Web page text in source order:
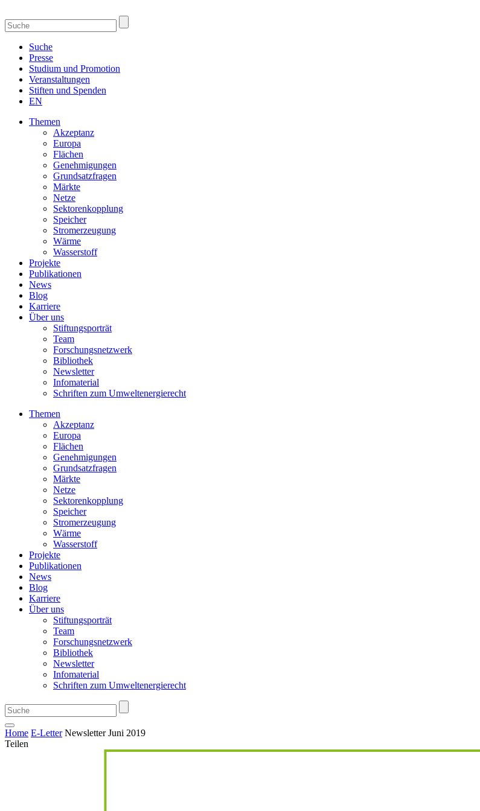
Suche
Presse
Studium und Promotion
Veranstaltungen
Stiften und Spenden
EN
Themen
Akzeptanz
Europa
Flächen
Genehmigungen
Grundsatzfragen
Märkte
Netze
Sektorenkopplung
Speicher
Stromerzeugung
Wärme
Wasserstoff
Projekte
Publikationen
News
Blog
Karriere
Über uns
Stiftungsporträt
Team
Forschungsnetzwerk
Bibliothek
Newsletter
Infomaterial
Schriften zum Umweltenergierecht
Themen
Akzeptanz
Europa
Flächen
Genehmigungen
Grundsatzfragen
Märkte
Netze
Sektorenkopplung
Speicher
Stromerzeugung
Wärme
Wasserstoff
Projekte
Publikationen
News
Blog
Karriere
Über uns
Stiftungsporträt
Team
Forschungsnetzwerk
Bibliothek
Newsletter
Infomaterial
Schriften zum Umweltenergierecht
Home E-Letter Newsletter Juni 2019
Teilen